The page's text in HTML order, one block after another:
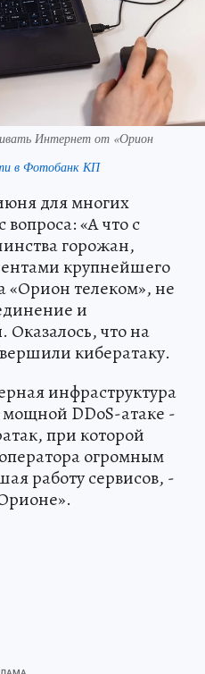
Интернет от «Орион
в Фотобанк КП
для многих
вопроса: «А что с
горожан,
крупнейшего
«Орион телеком», не
и
что на
кибератаку.
инфраструктура
DDoS-атаке -
при которой
огромным
работу сервисов, -